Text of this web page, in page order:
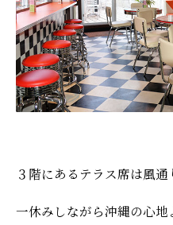
３階にあるテラス席は風通
一休みしながら沖縄の心